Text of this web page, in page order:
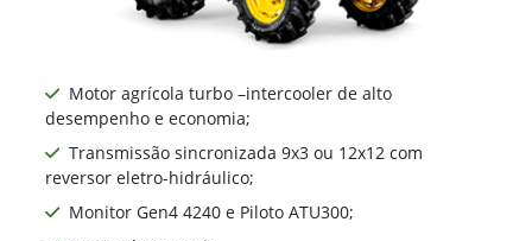
Motor agrícola turbo –intercooler de alto
desempenho e economia;
Transmissão sincronizada 9x3 ou 12x12 com
reversor eletro-hidráulico;
Monitor Gen4 4240 e Piloto ATU300;